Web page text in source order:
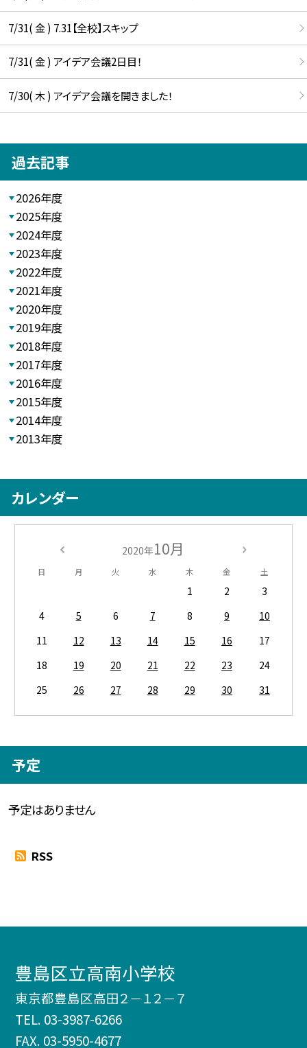
7/31( 金 ) 7.31【全校】スキップ
7/31( 金 ) アイデア会議2日目！
7/30( 木 ) アイデア会議を開きました！
過去記事
2026年度
2025年度
2024年度
2023年度
2022年度
2021年度
2020年度
2019年度
2018年度
2017年度
2016年度
2015年度
2014年度
2013年度
カレンダー
2020年10月
日 月 火 水 木 金 土
1 2
3
4
5 6 7 8 9
10
11
12 13 14 15 16
17
18
19 20 21 22 23
24
25
26 27 28 29 30 31
予定
予定はありません
RSS
豊島区立高南小学校
東京都豊島区高田２－１２－７
TEL. 03-3987-6266
FAX. 03-5950-4677